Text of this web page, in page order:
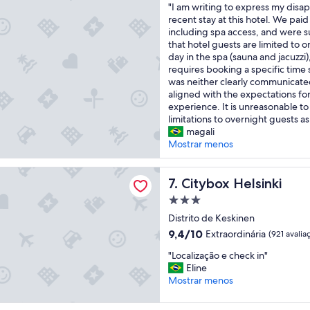
a
s
a
t
i
v
i
d
a
d
e
s
a
r
a
f
a
z
e
r
e
m
c
o
n
f
o
r
t
á
v
e
l
,
e
m
a
s
a
n
t
i
c
a
m
o
s
n
o
k
e
l
o
i
g
l
o
o
q
u
n
o
s
10,
Maravilhosa,
(116
avaliações)
"
I
a
m
w
r
i
t
i
n
g
t
o
e
x
p
e
s
m
y
d
s
"I am writing to express my
recent stay at this hotel. We
including spa access, and were
that hotel guests are limited to
day in the spa (sauna and
requires booking a specific time
was neither clearly
aligned with the expectations
experience. It is unreasonable
limitations to overnight guests
magali
Mostrar menos
7. Citybox Helsinki
Citybox Helsinki
Propriedade
3.0
estrelas
Distrito de Keskinen
9.4
10,
Extraordinária,
(921
9,4/10 Extraordinária (921
"
L
o
a
"Localização e check in"
Eline
Mostrar menos